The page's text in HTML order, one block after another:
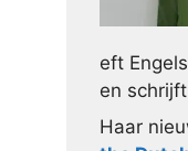
eft
en
Haar